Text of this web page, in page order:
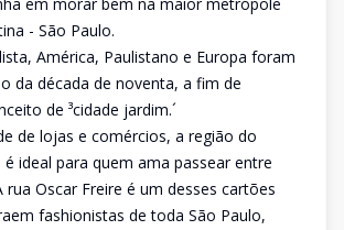
- São Paulo.
América, Paulistano e Europa foram
da década de noventa, a fim de
de ³cidade jardim.´
de lojas e comércios, a região do
é ideal para quem ama passear entre
rua Oscar Freire é um desses cartões
fashionistas de toda São Paulo,